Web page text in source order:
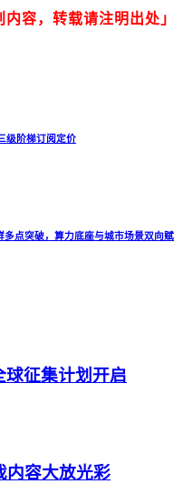
内容，转载请注明出处」
级阶梯订阅定价
点突破，算力底座与城市场景双向赋
征集计划开启
内容大放光彩